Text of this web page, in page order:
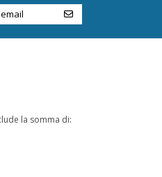
la somma di: